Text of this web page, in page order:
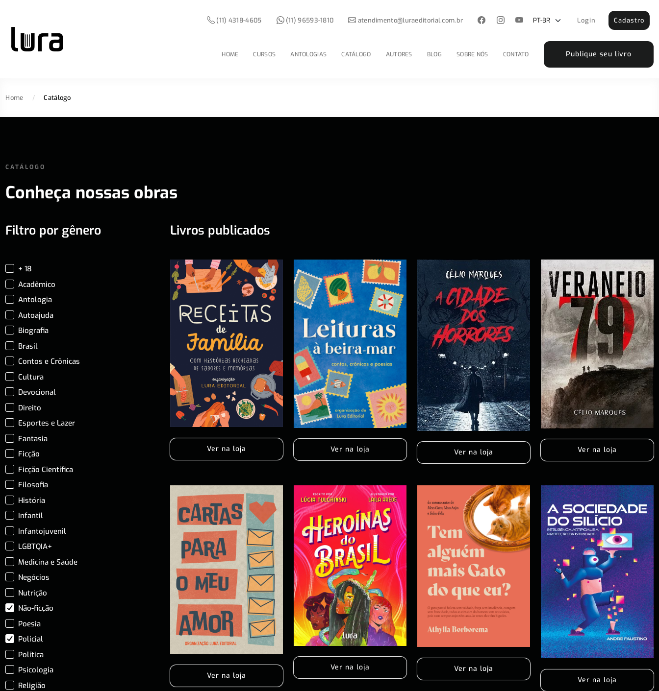
HOME CURSOS ANTOLOGIAS CATÁLOGO AUTORES BLOG SOBRE NÓS CONTATO Publique seu livro
(11) 4318-4605 (11) 96593-1810 atendimento@luraeditorial.com.br Login Cadastro
Home / Catálogo
CATÁLOGO
Conheça nossas obras
Filtro por gênero
+ 18
Acadêmico
Antologia
Autoajuda
Biografia
Brasil
Contos e Crônicas
Cultura
Devocional
Direito
Esportes e Lazer
Fantasia
Ficção
Ficção Científica
Filosofia
História
Infantil
Infantojuvenil
LGBTQIA+
Medicina e Saúde
Negócios
Nutrição
Não-ficção
Poesia
Policial
Política
Psicologia
Religião
Livros publicados
Ver na loja Ver na loja Ver na loja Ver na loja
Ver na loja
Ver na loja
Ver na loja
Ver na loja